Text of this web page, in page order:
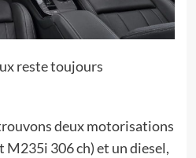
reste toujours
deux motorisations
M235i 306 ch) et un diesel,